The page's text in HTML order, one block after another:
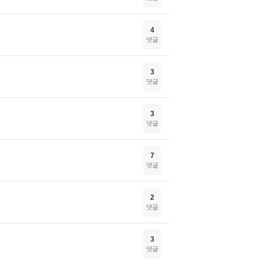
4
댓글
3
댓글
3
댓글
7
댓글
2
댓글
3
댓글